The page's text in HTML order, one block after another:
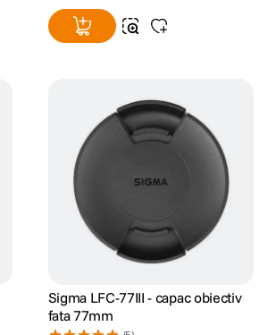
Sigma LFC-77III - capac obiectiv
fata 77mm